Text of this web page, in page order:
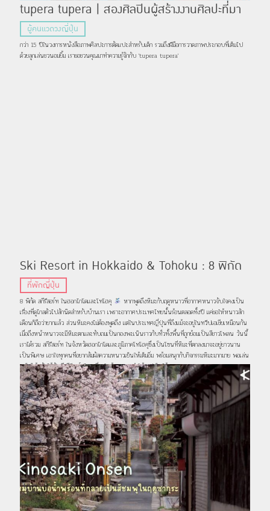
tupera tupera | สองศิลปินผู้สร้างงานศิลปะที่มา
กกว่าบนผืนผ้าใบ
ผู้คนแวดวงญี่ปุ่น
กว่า 15 ปีในวงการหนังสือภาพศิลปะการตัดแปะสำหรับเด็ก รวมถึงฝีมือการวาดภาพประกอบที่เต็มไป
ด้วยลูกเล่นชวนอมยิ้ม เราขอชวนคุณมาทำความรู้จักกับ 'tupera tupera'
Ski Resort in Hokkaido & Tohoku : 8 พิกัด
สกีรีสอร์ทสวยในฮอกไกโดและโทโฮคุ
ที่พักญี่ปุ่น
8 พิกัด สกีรีสอร์ท ในฮอกไกโดและโทโฮคุ
หากพูดถึงหิมะกับฤดูหนาวที่อากาศหนาวจับใจคงเป็น
เรื่องที่ดูไกลตัวไปสักนิดสำหรับบ้านเรา เพราะอากาศประเทศไทยนั้นร้อนตลอดทั้งปี แค่ขอให้หนาวสัก
เดือนก็ถือว่ายากแล้ว ส่วนหิมะคงไม่ต้องพูดถึง แต่ในประเทศญี่ปุ่นที่ถึงแม้จะอยู่ในทวีปเอเชียเหมือนกัน
เมื่อถึงหน้าหนาวจะมีหิมะตกและทับถมเป็นกองพะเนินราวกับทั่วทั้งพื้นที่ถูกย้อมเป็นสีขาวโพลน วันนี้
เราได้รวม สกีรีสอร์ท ในจังหวัดฮอกไกโดและภูมิภาคโทโฮคุซึ่งเป็นโซนที่หิมะที่ตกลงมาจะอยู่ยาวนาน
เป็นพิเศษ เอาใจทุกคนที่อยากสัมผัสความหนาวเย็นให้เต็มอิ่ม พร้อมสนุกกับกิจกรรมหิมะมากมาย พอเล่น
เสร็จก็เข้าพักได้ทันที มีรีสอร์ทไหนที่ถูกใจบ้าง แนะนำให้เซฟเก็บไว้เลย 01 Hoshino Resorts
RISONARE Tomamu ภาพ : risonare.com เริ่มกันที่ สกีรีสอร์ท แห่งแรกกับ Hoshino Resorts
RISONARE Tomamu รีสอร์ทขนาดใหญ่ที่มีห้องพักอยู่ในตึกสูงตระหง่านกลางเทือกเขาที่ถูกปกคลุมไป
ด้วยหิมะสีขาว รายล้อมไปด้วยทิวทัศน์สวยงามที่ช่วยเยียวยาจิตใจให้นุ่มฟูเหมือนกับหิมะที่ปกคลุมรีสอร์ท
สามารถเดินจากสถานีโทมามุ (Tomamu Station) ได้สะดวก ภาพ : www.ikyu.com ห้องพักของ
Hoshino Resorts RISONARE Tomamu ล้วนเป็นห้องสวีทขนาดใหญ่ทั้งหมด โดยเน้นการตกแต่งที่
ให้ความรู้สึกหรูหราและใกล้ชิดธรรมชาติด้วยกระจกบานใหญ่ติด ทั่วทุกมุมห้องทำให้สามารถเพลิดเพลินไป
กับทิวทัศน์รอบที่พักได้อย่างเต็มที่ นอกจากนี้ยังมีอ่างอาบน้ำส่วนตัวพร้อมติดกระจกใสที่สามารถมองเห็น
ทิวทัศน์ด้านนอกได้เช่นกัน ภาพ : […]